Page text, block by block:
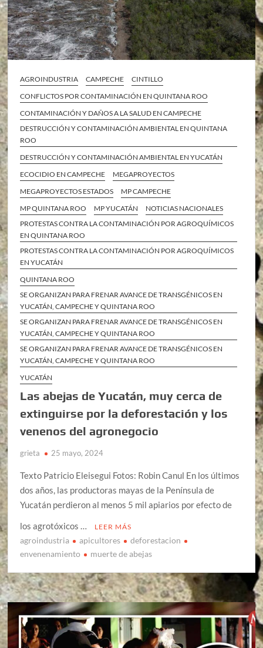
AGROINDUSTRIA CAMPECHE
CINTILLO
CONFLICTOS POR CONTAMINACIÓN EN QUINTANA ROO
CONTAMINACIÓN Y DAÑOS A LA SALUD EN CAMPECHE
DESTRUCCIÓN Y CONTAMINACIÓN AMBIENTAL EN QUINTANA
ROO
DESTRUCCIÓN Y CONTAMINACIÓN AMBIENTAL EN YUCATÁN
ECOCIDIO EN CAMPECHE
MEGAPROYECTOS
MEGAPROYECTOS ESTADOS
MP CAMPECHE
MP QUINTANA ROO
MP YUCATÁN
NOTICIAS NACIONALES
PROTESTAS CONTRA LA CONTAMINACIÓN POR AGROQUÍMICOS
EN QUINTANA ROO
PROTESTAS CONTRA LA CONTAMINACIÓN POR AGROQUÍMICOS
EN YUCATÁN
QUINTANA ROO
SE ORGANIZAN PARA FRENAR AVANCE DE TRANSGÉNICOS EN
YUCATÁN, CAMPECHE Y QUINTANA ROO
SE ORGANIZAN PARA FRENAR AVANCE DE TRANSGÉNICOS EN
YUCATÁN, CAMPECHE Y QUINTANA ROO
SE ORGANIZAN PARA FRENAR AVANCE DE TRANSGÉNICOS EN
YUCATÁN, CAMPECHE Y QUINTANA ROO
YUCATÁN
Las abejas de Yucatán, muy cerca de
extinguirse por la deforestación y los
venenos del agronegocio
grieta 25 mayo, 2024
Texto Patricio Eleisegui Fotos: Robin Canul En los últimos
dos años, las productoras mayas de la Península de
Yucatán perdieron al menos 5 mil apiarios por efecto de
los agrotóxicos …
LEER MÁS
agroindustria apicultores
deforestacion
envenenamiento
muerte de abejas